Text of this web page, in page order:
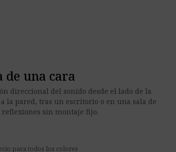
de una cara
direccional del sonido desde el lado de la
la pared, tras un escritorio o en una sala de
sin montaje fijo.
para todos los colores